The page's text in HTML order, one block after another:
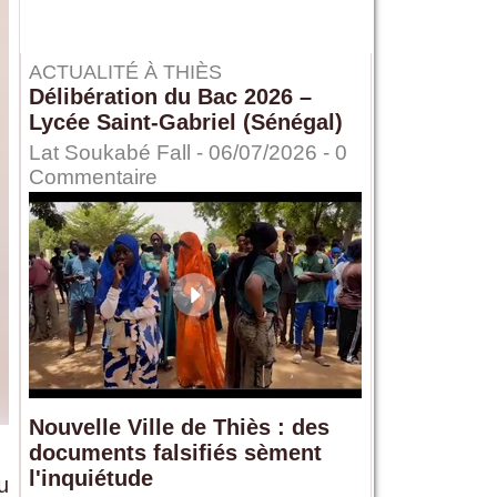
ACTUALITÉ À THIÈS
Délibération du Bac 2026 –
Lycée Saint-Gabriel (Sénégal)
Lat Soukabé Fall - 06/07/2026 - 0
Commentaire
Nouvelle Ville de Thiès : des
documents falsifiés sèment
l'inquiétude